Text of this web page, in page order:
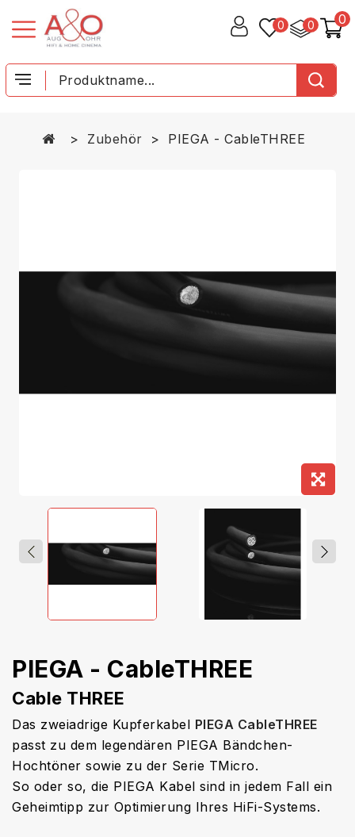
0
0
0
Zubehör PIEGA - CableTHREE
PIEGA - CableTHREE
Cable THREE
Das zweiadrige Kupferkabel PIEGA CableTHREE
passt zu dem legendären PIEGA Bändchen-
Hochtöner sowie zu der Serie TMicro.
So oder so, die PIEGA Kabel sind in jedem Fall ein
Geheimtipp zur Optimierung Ihres HiFi-Systems.